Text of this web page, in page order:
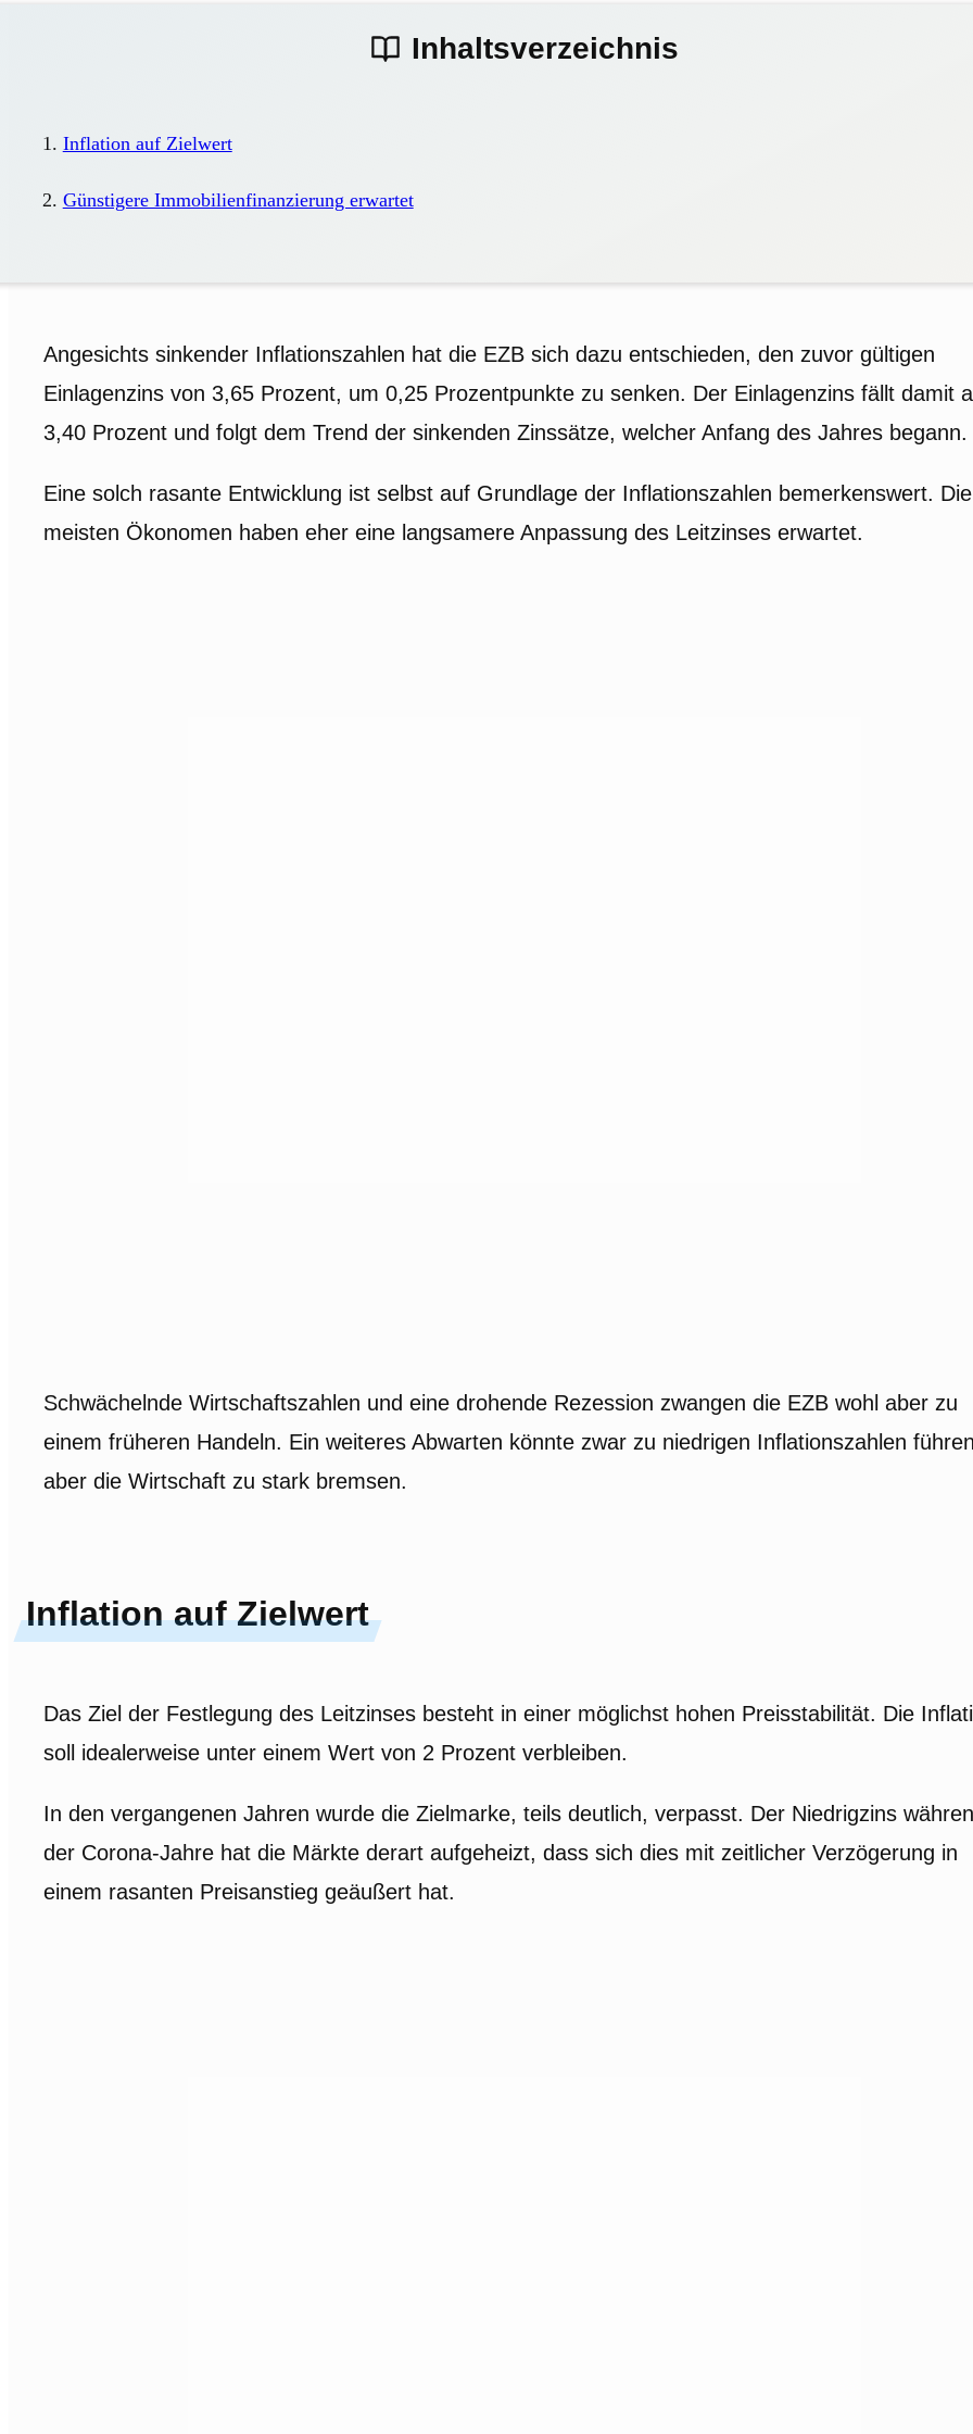
Inhaltsverzeichnis
Inflation auf Zielwert
Günstigere Immobilienfinanzierung erwartet
Angesichts sinkender Inflationszahlen hat die EZB sich dazu entschieden, den zuvor gültigen
Einlagenzins von 3,65 Prozent, um 0,25 Prozentpunkte zu senken. Der Einlagenzins fällt damit
3,40 Prozent und folgt dem Trend der sinkenden Zinssätze, welcher Anfang des Jahres begann.
Eine solch rasante Entwicklung ist selbst auf Grundlage der Inflationszahlen bemerkenswert. Die
meisten Ökonomen haben eher eine langsamere Anpassung des Leitzinses erwartet.
Schwächelnde Wirtschaftszahlen und eine drohende Rezession zwangen die EZB wohl aber zu
einem früheren Handeln. Ein weiteres Abwarten könnte zwar zu niedrigen Inflationszahlen
aber die Wirtschaft zu stark bremsen.
Inflation auf Zielwert
Das Ziel der Festlegung des Leitzinses besteht in einer möglichst hohen Preisstabilität. Die
soll idealerweise unter einem Wert von 2 Prozent verbleiben.
In den vergangenen Jahren wurde die Zielmarke, teils deutlich, verpasst. Der Niedrigzins
der Corona-Jahre hat die Märkte derart aufgeheizt, dass sich dies mit zeitlicher Verzögerung in
einem rasanten Preisanstieg geäußert hat.